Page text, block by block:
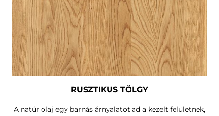
RUSZTIKUS TÖLGY
A natúr olaj egy barnás árnyalatot ad a kezelt felületnek,